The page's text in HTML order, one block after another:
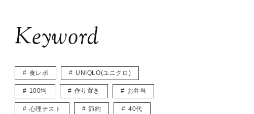
Keyword
食レポ UNIQLO(ユニクロ)
100均 作り置き お弁当
心理テスト 節約 40代